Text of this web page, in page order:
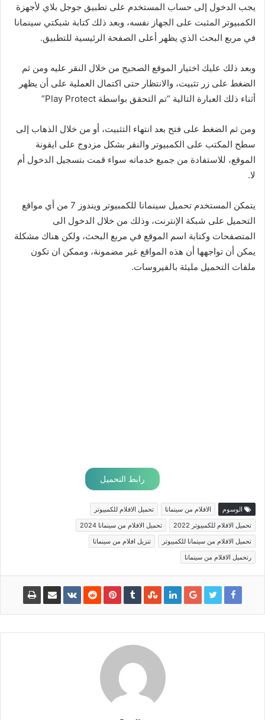
يجب الدخول إلى حساب المستخدم على تطبيق جوجل بلاي لأجهزة
الكمبيوتر المثبت على الجهاز نفسه، وبعد ذلك كتابة شبكتي سينمانا
في مربع البحث الذي يظهر أعلى الصفحة الرئيسية للتطبيق.
وبعد ذلك عليك اختيار الموقع الصحيح من خلال النقر عليه ومن ثم
الضغط على زر تثبيت، والانتظار حتى اكتمال العملية على أن يظهر
أثناء ذلك العبارة التالية “تم التحقق بواسطة Play Protect”
ومن ثم الضغط على فتح بعد انتهاء التثبيت، أو من خلال الذهاب إلى
سطح المكتب على الكمبيوتر والنقر بشكل مزدوج على ايقونة
الموقع، للاستفادة من جميع خدماته سواء قمت بتسجيل الدخول أم
لا.
يتمكن المستخدم تحميل سينمانا للكمبيوتر ويندوز 7 من أي مواقع
التحميل على شبكة الإنترنت، وذلك من خلال الدخول الى
المتصفحات وكتابة اسم الموقع في مربع البحث، ولكن هناك مشكلة
يمكن أن تواجهها أن هذه المواقع غير مضمونة، وممكن ان تكون
ملفات التحميل مليئة بالفيروسات.
رابط التحميل
الوسوم الافلام من سينمانا
تحميل الافلام للكمبيوتر
تحميل الافلام للكمبيوتر 2022
تحميل الافلام من سينمانا 2024
تحميل الافلام من سينمانا للكمبيوتر
تنزيل افلام من سينمانا
رتحميل الافلام من سينمانا